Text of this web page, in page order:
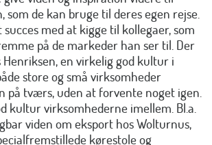
som de kan bruge til deres egen rejse.
med at kigge til kollegaer, som
på de markeder han ser til. Der
Henriksen, en virkelig god kultur i
store og små virksomheder
på tværs, uden at forvente noget igen.
kultur virksomhederne imellem. Bl.a.
viden om eksport hos Wolturnus,
kørestole og